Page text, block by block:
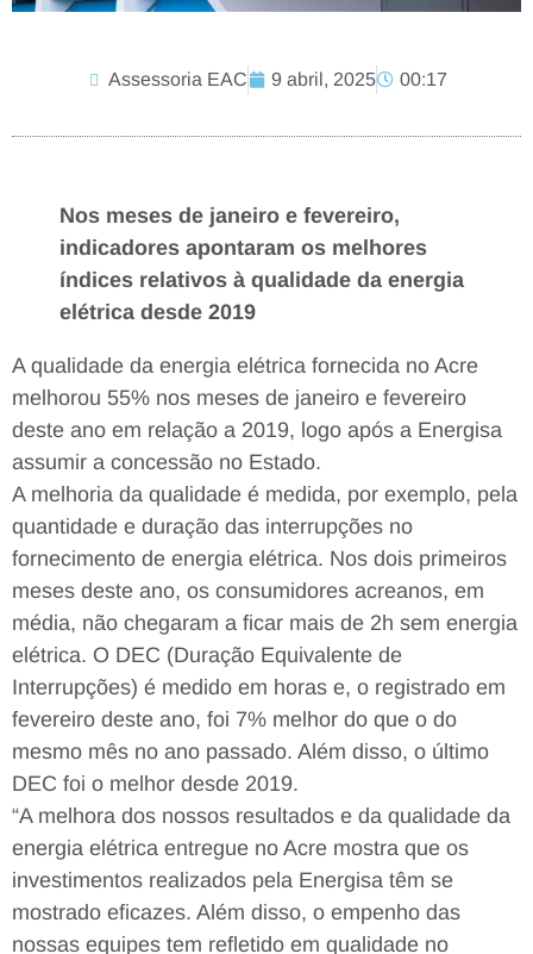
Assessoria EAC 9 abril, 2025 00:17
Nos meses de janeiro e fevereiro,
indicadores apontaram os melhores
índices relativos à qualidade da energia
elétrica desde 2019
A qualidade da energia elétrica fornecida no Acre
melhorou 55% nos meses de janeiro e fevereiro
deste ano em relação a 2019, logo após a Energisa
assumir a concessão no Estado.
A melhoria da qualidade é medida, por exemplo, pela
quantidade e duração das interrupções no
fornecimento de energia elétrica. Nos dois primeiros
meses deste ano, os consumidores acreanos, em
média, não chegaram a ficar mais de 2h sem energia
elétrica. O DEC (Duração Equivalente de
Interrupções) é medido em horas e, o registrado em
fevereiro deste ano, foi 7% melhor do que o do
mesmo mês no ano passado. Além disso, o último
DEC foi o melhor desde 2019.
“A melhora dos nossos resultados e da qualidade da
energia elétrica entregue no Acre mostra que os
investimentos realizados pela Energisa têm se
mostrado eficazes. Além disso, o empenho das
nossas equipes tem refletido em qualidade no